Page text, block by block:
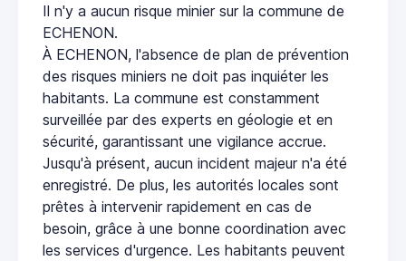
Il n'y a aucun risque minier sur la commune de
ECHENON.
À ECHENON, l'absence de plan de prévention
des risques miniers ne doit pas inquiéter les
habitants. La commune est constamment
surveillée par des experts en géologie et en
sécurité, garantissant une vigilance accrue.
Jusqu'à présent, aucun incident majeur n'a été
enregistré. De plus, les autorités locales sont
prêtes à intervenir rapidement en cas de
besoin, grâce à une bonne coordination avec
les services d'urgence. Les habitants peuvent